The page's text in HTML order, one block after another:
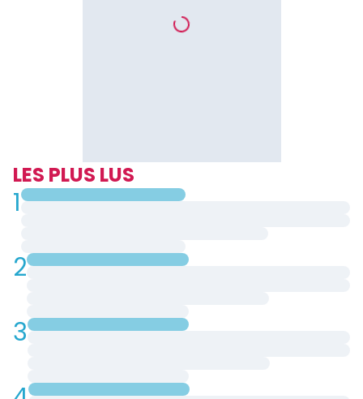
LES PLUS LUS
1
2
3